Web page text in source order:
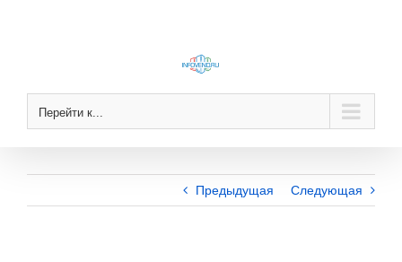
Перейти к...
Предыдущая Следующая